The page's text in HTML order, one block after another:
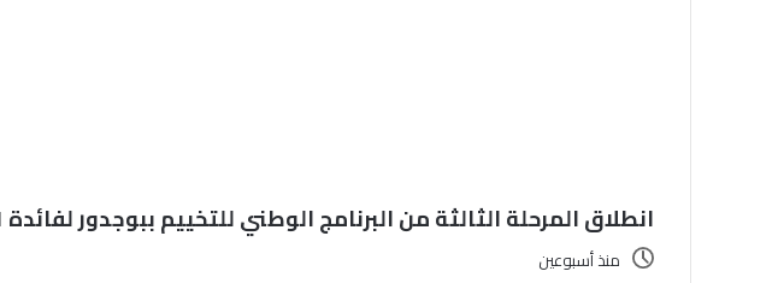
انطلاق المرحلة الثالثة من البرنامج الوطني للتخييم ببوجدور لفائدة 201 طفلا وشابا
منذ أسبوعين